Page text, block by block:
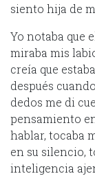
siento hija de
Yo notaba que
miraba mis
creía que
después
dedos me di
pensamiento
hablar, tocaba
en su silencio,
inteligencia